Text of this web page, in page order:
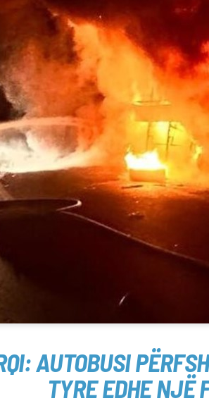
AUTOBUSI
TYRE EDHE NJË